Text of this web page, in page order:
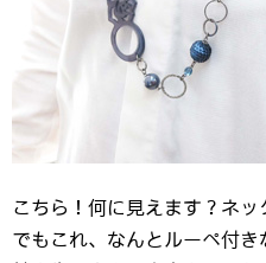
こちら！何に見えます？ネッ
でもこれ、なんとルーペ付き